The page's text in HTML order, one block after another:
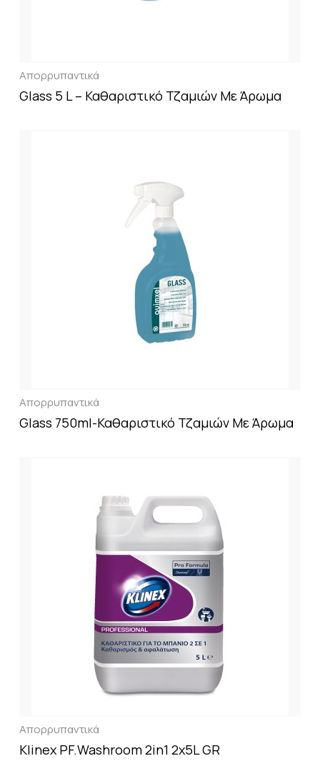
Απορρυπαντικά
Glass 5 L – Καθαριστικό Τζαμιών Με Άρωμα
Απορρυπαντικά
Glass 750ml-Καθαριστικό Τζαμιών Με Άρωμα
Απορρυπαντικά
Klinex PF.Washroom 2in1 2x5L GR